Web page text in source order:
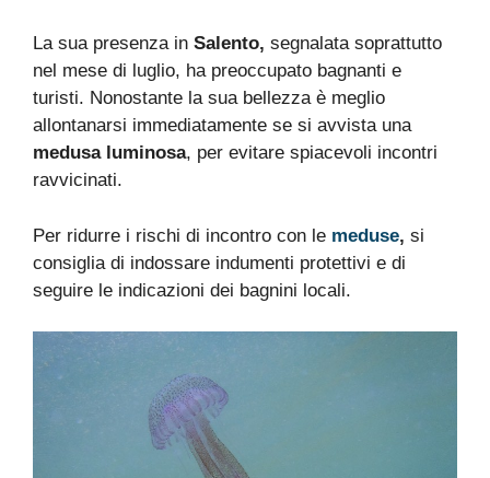
La sua presenza in Salento, segnalata soprattutto
nel mese di luglio, ha preoccupato bagnanti e
turisti. Nonostante la sua bellezza è meglio
allontanarsi immediatamente se si avvista una
medusa luminosa, per evitare spiacevoli incontri
ravvicinati.
Per ridurre i rischi di incontro con le meduse, si
consiglia di indossare indumenti protettivi e di
seguire le indicazioni dei bagnini locali.